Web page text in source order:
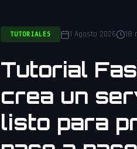
TUTORIALES
1 Agosto 2026 18
Tutorial
crea un
listo para